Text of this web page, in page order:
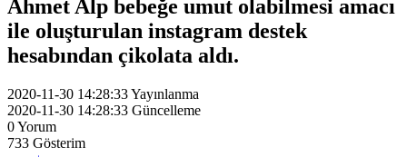
Ahmet Alp bebeğe umut olabilmesi amacı
ile oluşturulan instagram destek
hesabından çikolata aldı.
2020-11-30 14:28:33Yayınlanma
2020-11-30 14:28:33 Güncelleme
0Yorum
733 Gösterim